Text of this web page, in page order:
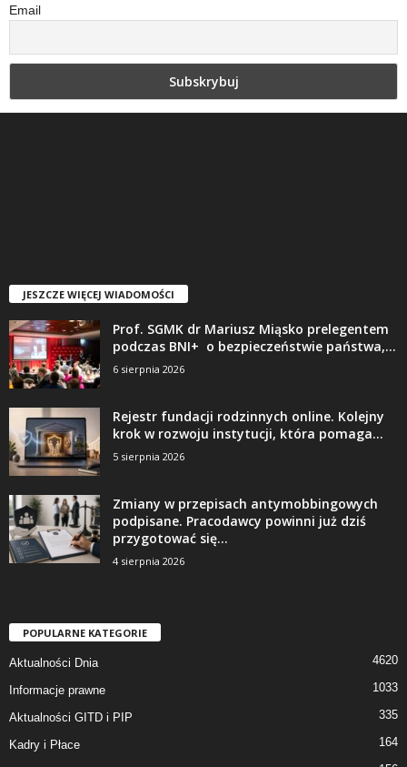
Email
JESZCZE WIĘCEJ WIADOMOŚCI
Prof. SGMK dr Mariusz Miąsko prelegentem
podczas BNI+ o bezpieczeństwie państwa,...
6 sierpnia 2026
Rejestr fundacji rodzinnych online. Kolejny
krok w rozwoju instytucji, która pomaga...
5 sierpnia 2026
Zmiany w przepisach antymobbingowych
podpisane. Pracodawcy powinni już dziś
przygotować się...
4 sierpnia 2026
POPULARNE KATEGORIE
Aktualności Dnia 4620
Informacje prawne 1033
Aktualności GITD i PIP 335
Kadry i Płace 164